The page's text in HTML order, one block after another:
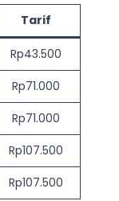
Tarif
Rp43.500
Rp71.000
Rp71.000
Rp107.500
Rp107.500